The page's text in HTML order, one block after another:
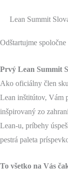
Lean Summit
Odštartujme
Prvý Lean Summit
Ako oficiálny člen
Lean inštitútov, Vám
inšpirovaný zo
Lean-u, príbehy
pestrá paleta
To všetko na Vás